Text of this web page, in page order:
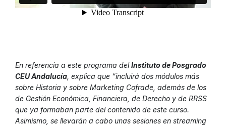
En referencia a este programa delInstituto de Posgrado
CEU Andalucía , explica que “incluirá dos módulos más
sobre Historia y sobre Marketing Cofrade, además de los
de Gestión Económica, Financiera, de Derecho y de RRSS
que ya formaban parte del contenido de este curso.
Asimismo, se llevarán a cabo unas sesiones en streaming